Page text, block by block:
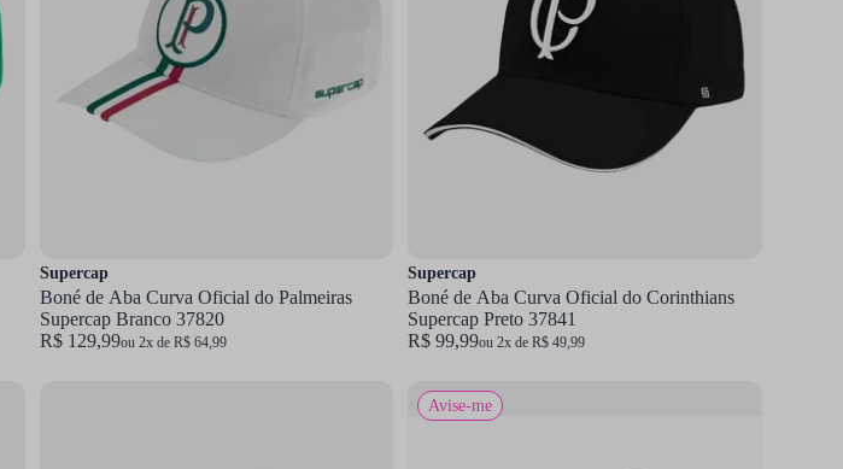
Supercap
Boné de Aba Curva Oficial do Palmeiras
Supercap Branco 37820
R$ 129,99ou 2x de R$ 64,99
Supercap
Boné de Aba Curva Oficial do Corinthians
Supercap Preto 37841
R$ 99,99ou 2x de R$ 49,99
Avise-me